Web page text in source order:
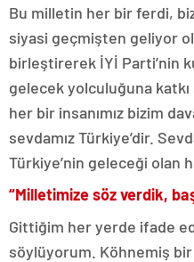
Bu milletin her bir ferdi,
siyasi geçmişten geliyor
birleştirerek İYİ Parti’nin
gelecek yolculuğuna
her bir insanımız bizim
sevdamız Türkiye’dir.
Türkiye’nin geleceği olan
“Milletimize söz verdik,
Gittiğim her yerde ifade
söylüyorum. Köhnemiş bir